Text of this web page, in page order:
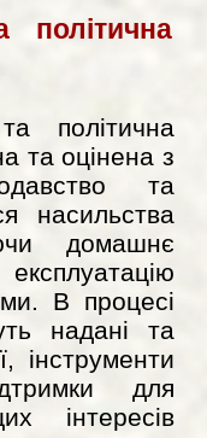
політична
політична
та оцінена з
та
насильства
домашнє
В процесі
надані та
інструменти
для
інтересів